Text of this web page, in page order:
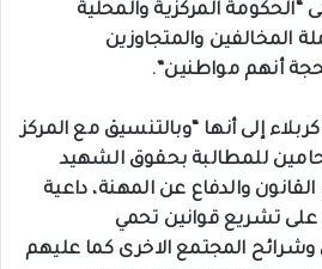
المركزية والمحلية
المخالفين والمتجاوزين
أنهم مواطنين”.
إلى أنها “وبالتنسيق مع المركز
للمطالبة بحقوق الشهيد
والدفاع عن المهنة، داعية
تشريع قوانين تحمي
المجتمع الاخرى كما عليهم